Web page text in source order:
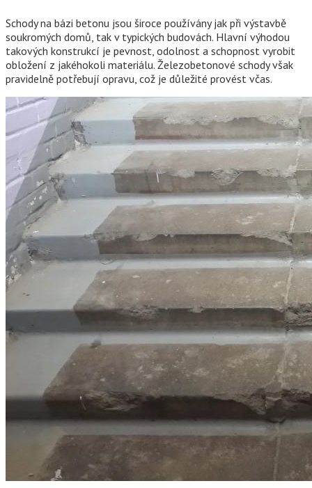
Schody na bázi betonu jsou široce používány jak při výstavbě
soukromých domů, tak v typických budovách. Hlavní výhodou
takových konstrukcí je pevnost, odolnost a schopnost vyrobit
obložení z jakéhokoli materiálu. Železobetonové schody však
pravidelně potřebují opravu, což je důležité provést včas.